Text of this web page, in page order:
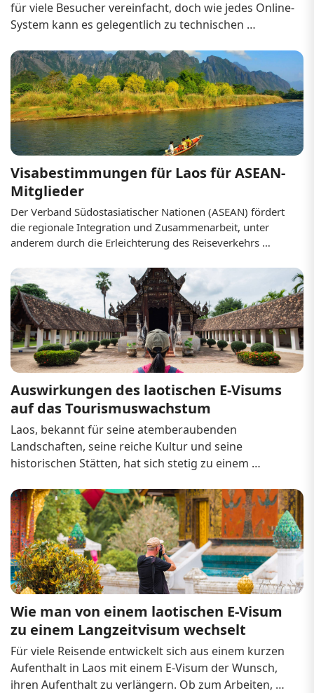
für viele Besucher vereinfacht, doch wie jedes Online-
System kann es gelegentlich zu technischen
Hochladen von Dokumenten, der Zahlung oder dem
Zugriff auf Ihr eVisum haben – die zügige Behebung
dies...
Visabestimmungen für Laos für ASEAN-
Mitglieder
Der Verband Südostasiatischer Nationen (ASEAN) fördert
die regionale Integration und Zusammenarbeit, unter
anderem durch die Erleichterung des Reiseverkehrs
Mitglied die Visabestimmungen für Bürger anderer
ASEAN-Staaten vereinfacht, um Tourismus, Handel und
kulturellen Austausch zu fördern.
Überblick über die Reiseprivilegien der ASEAN-Staaten
Im Rahmen des ASEAN-Abkommens haben die
Mitgliedsländer ihre Visabestimmungen...
Auswirkungen des laotischen E-Visums
auf das Tourismuswachstum
Laos, bekannt für seine atemberaubenden
Landschaften, seine reiche Kultur und seine
historischen Stätten, hat sich stetig zu einem
Einführung des laotischen Visasystems hat
maßgeblich zum Wachstum des Tourismus
beigetragen, indem es die E...
Wie man von einem laotischen E-Visum
zu einem Langzeitvisum wechselt
Für viele Reisende entwickelt sich aus einem kurzen
Aufenthalt in Laos mit einem E-Visum der Wunsch,
ihren Aufenthalt zu verlängern. Ob zum Arbeiten,